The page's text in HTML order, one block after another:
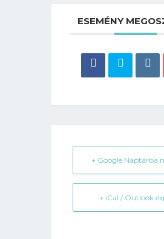
ESEMÉNY
+ Google Naptárba
+ iCal / Outlook